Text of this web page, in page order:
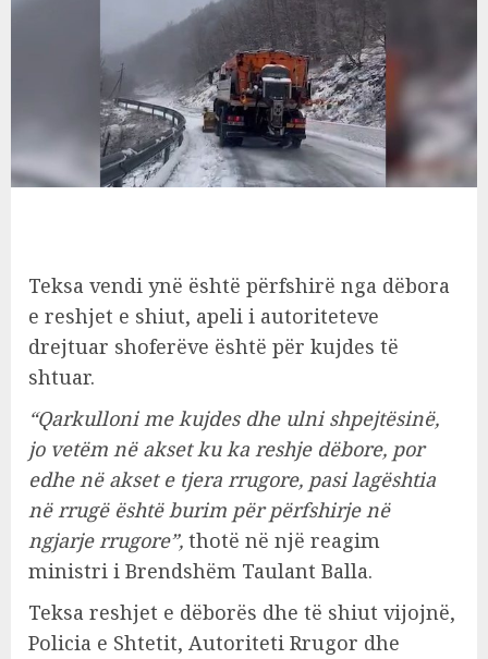
Teksa vendi ynë është përfshirë nga dëbora
e reshjet e shiut, apeli i autoriteteve
drejtuar shoferëve është për kujdes të
shtuar.
“Qarkulloni me kujdes dhe ulni shpejtësinë,
jo vetëm në akset ku ka reshje dëbore, por
edhe në akset e tjera rrugore, pasi lagështia
në rrugë është burim për përfshirje në
ngjarje rrugore”, thotë në një reagim
ministri i Brendshëm Taulant Balla.
Teksa reshjet e dëborës dhe të shiut vijojnë,
Policia e Shtetit, Autoriteti Rrugor dhe